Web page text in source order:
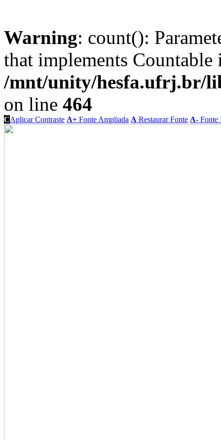
Warning: count():
that implements Countable
/mnt/unity/hesfa.ufrj.br/
on line 464
CAplicar Contraste A+ Fonte Ampliada A Restaurar Fonte A- Fonte